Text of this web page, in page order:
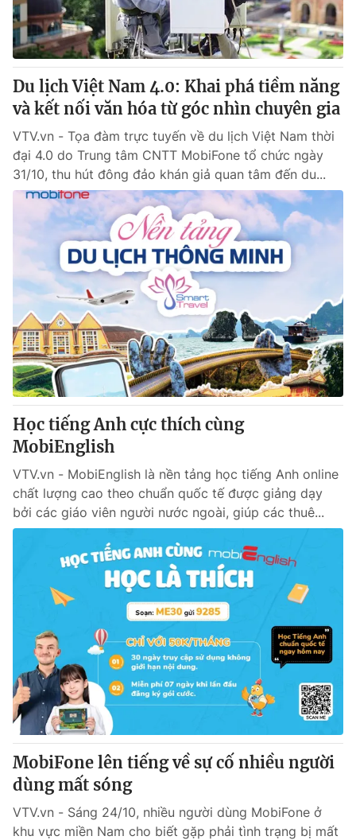
Thị trường 24h Tấm lòng Việt
VTV4 Vươn mình bằng AI
VTV8
Liên hệ tòa soạn English
THỜI BÁO VTV
Theo dõi báo trên
Cơ quan chủ quản:Đài Truyền hình Việt Nam
Cơ quan báo chí:Thời báo VTV
Giấy phép hoạt động báo in và báo điện tử số 483/GP-BTTTT
cấp ngày 29/12/2023
Tổng Biên tập: Vũ Thanh Thủy
Phó Tổng Biên tập:
Tổng đài VTV: 024.38 355 931 - 024.38 355 932
Ðiện thoại Thời báo VTV:024.66 897 897
Email:toasoan@vtv.vn
Liên hệ quảng cáo:024-7300.7108
® Cấm sao chép dưới mọi hình thức nếu không có sự chấp
thuận bằng văn bản. Ghi rõ nguồn VTV.vn khi phát hành lại
thông tin từ website này.
Du lịch Việt Nam 4.0: Khai phá tiềm năng
và kết nối văn hóa từ góc nhìn chuyên gia
VTV.vn - Tọa đàm trực tuyến về du lịch Việt Nam thời
đại 4.0 do Trung tâm CNTT MobiFone tổ chức ngày
31/10, thu hút đông đảo khán giả quan tâm đến du...
Học tiếng Anh cực thích cùng
MobiEnglish
VTV.vn - MobiEnglish là nền tảng học tiếng Anh online
chất lượng cao theo chuẩn quốc tế được giảng dạy
bởi các giáo viên người nước ngoài, giúp các thuê...
MobiFone lên tiếng về sự cố nhiều người
dùng mất sóng
VTV.vn - Sáng 24/10, nhiều người dùng MobiFone ở
khu vực miền Nam cho biết gặp phải tình trạng bị mất